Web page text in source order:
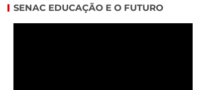
SENAC EDUCAÇÃO E O FUTURO